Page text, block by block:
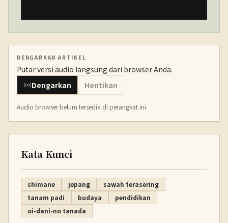
DENGARKAN ARTIKEL
Putar versi audio langsung dari browser Anda.
Dengarkan
Hentikan
Audio browser belum tersedia di perangkat ini.
Kata Kunci
shimane jepang
sawah terasering
tanam padi
budaya
pendidikan
oi-dani-no tanada